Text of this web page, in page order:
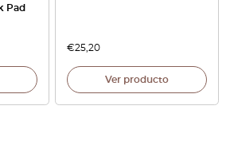
Pad
€25,20
Ver producto